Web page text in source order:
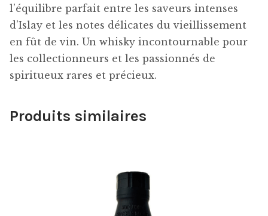
l’équilibre parfait entre les saveurs intenses
d’Islay et les notes délicates du vieillissement
en fût de vin. Un whisky incontournable pour
les collectionneurs et les passionnés de
spiritueux rares et précieux.
Produits similaires